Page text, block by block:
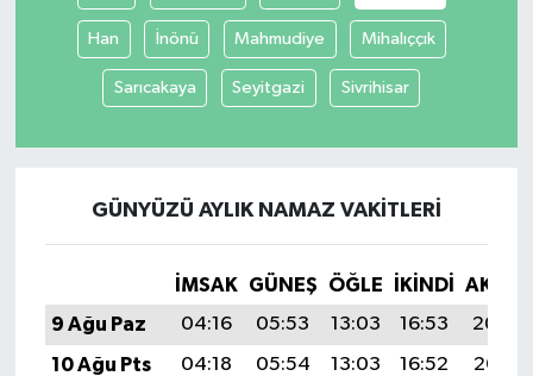
Han İnönü Mahmudiye Mihalıççık
Sarıcakaya Seyitgazi Sivrihisar
GÜNYÜZÜ AYLIK NAMAZ VAKITLERI
İMSAK GÜNEŞ ÖĞLE İKINDI
9 Ağu Paz
04:16 05:53 13:03 16:53
20:04
10 Ağu Pts
04:18 05:54 13:03 16:52
20:03